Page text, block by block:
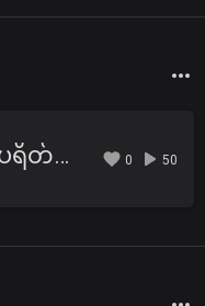
ဦးဉာဏိဿရ - ပရိတ်ကြီး(၁၁)သုတ်၊ ပါဠိအနက် (၂) 0 50